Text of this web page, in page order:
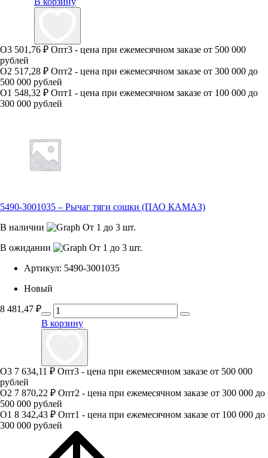
О3 501,76 ₽ Опт3 - цена при ежемесячном заказе от 500 000
рублей
О2 517,28 ₽ Опт2 - цена при ежемесячном заказе от 300 000 до
500 000 рублей
О1 548,32 ₽ Опт1 - цена при ежемесячном заказе от 100 000 до
300 000 рублей
5490-3001035 – Рычаг тяги сошки (ПАО КАМАЗ)
В наличии
От 1 до 3 шт.
В ожидании
От 1 до 3 шт.
Артикул: 5490-3001035
Новый
8 481,47 ₽
В корзину
О3 7 634,11 ₽ Опт3 - цена при ежемесячном заказе от 500 000
рублей
О2 7 870,22 ₽ Опт2 - цена при ежемесячном заказе от 300 000 до
500 000 рублей
О1 8 342,43 ₽ Опт1 - цена при ежемесячном заказе от 100 000 до
300 000 рублей